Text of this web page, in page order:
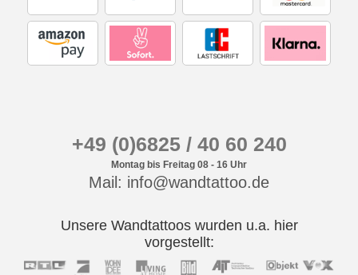
+49 (0)6825 / 40 60 240
Montag bis Freitag 08 - 16 Uhr
Mail: info@wandtattoo.de
Unsere Wandtattoos wurden u.a. hier
vorgestellt: